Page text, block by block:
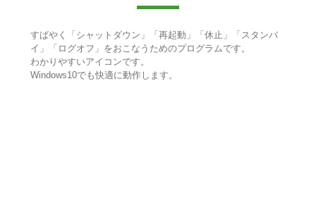
すばやく「シャットダウン」「再起動」「休止」「スタンバ
イ」「ログオフ」をおこなうためのプログラムです。
わかりやすいアイコンです。
Windows10でも快適に動作します。